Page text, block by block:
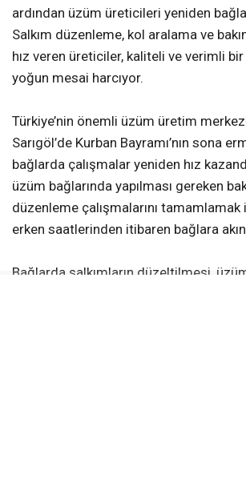
ardından üzüm üreticileri yeniden
Salkım düzenleme, kol aralama ve
hız veren üreticiler, kaliteli ve verimli
yoğun mesai harcıyor.
Türkiye’nin önemli üzüm üretim
Sarıgöl’de Kurban Bayramı’nın sona
bağlarda çalışmalar yeniden hız
üzüm bağlarında yapılması gereken
düzenleme çalışmalarını tamamlamak
erken saatlerinden itibaren bağlara
Bağlarda salkımların düzeltilmesi,